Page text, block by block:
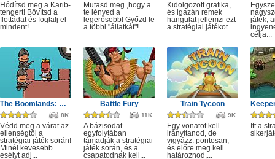
Hódítsd meg a Karib-
tengert! Bővítsd a
flottádat és foglalj el
mindent!
Mutasd meg ,hogy a
te lényed a
legerősebb! Győzd le
a többi "állatkát"!...
Kidolgozott grafika,
és igazán remek
hangulat jellemzi ezt
a stratégiai játékot....
játék,
célja...
The Boomlands: World Wars
8K
Védd meg a várat az
ellenségtől a
stratégiai játék során!
Minél kevesebb
esélyt adj...
Battle Fury
11K
A bázisodat
egyfolytában
támadják a stratégiai
játék során, és a
csapatodnak kell...
Train Tycoon
9K
Egy vonatot kell
irányítanod, de
vigyázz: pontosan,
és előre meg kell
határoznod,...
Itt a